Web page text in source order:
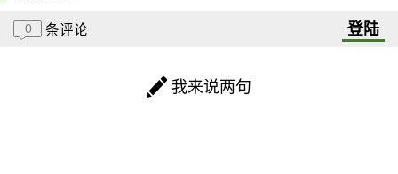
0 条评论 登陆
我来说两句